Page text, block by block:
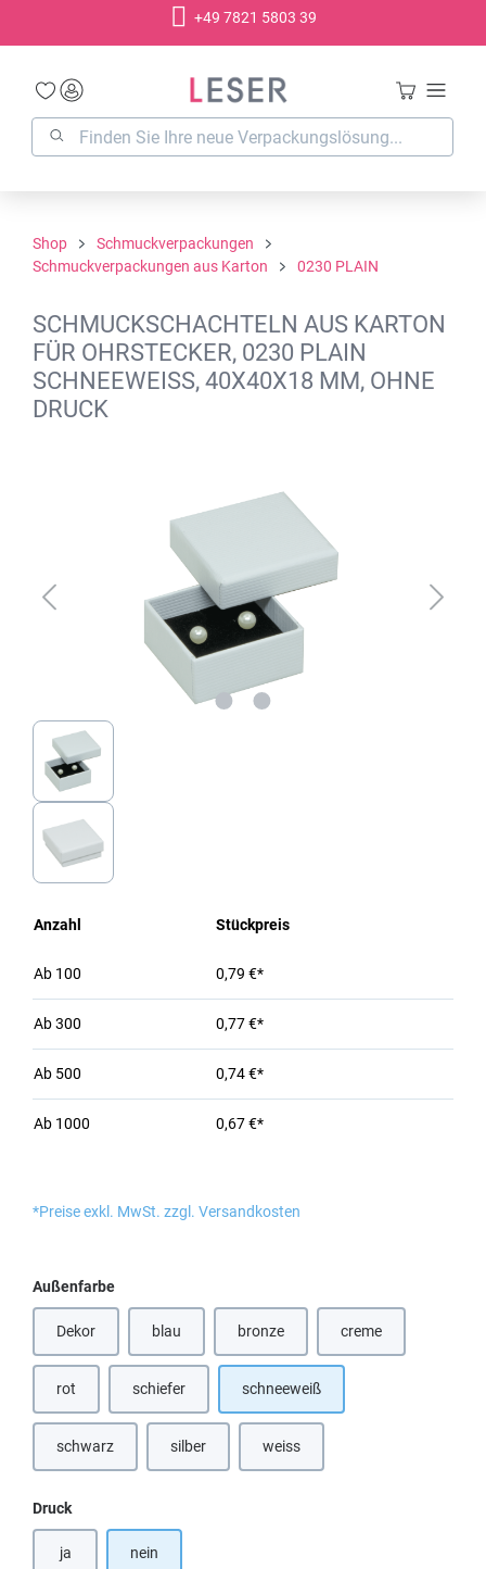
+49 7821 5803 39
Shop
Schmuckverpackungen
Schmuckverpackungen aus Karton
0230 PLAIN
SCHMUCKSCHACHTELN AUS KARTON
FÜR OHRSTECKER, 0230 PLAIN
SCHNEEWEISS, 40X40X18 MM, OHNE D
RUCK
Anzahl Stückpreis
Ab 100 0,79 €*
Ab300 0,77 €*
Ab 500 0,74 €*
Ab 1000 0,67 €*
*Preise exkl. MwSt. zzgl. Versandkosten
Außenfarbeauswählen
Dekor blau(Diese Option ist zurzeit nicht verfügbar.)
bronze(Diese Option ist zurzeit nicht
creme(Diese Option ist
rot schiefer schneeweiß
schwarz silber weiss(Diese Option ist zurzeit nicht
Druckauswählen
ja nein